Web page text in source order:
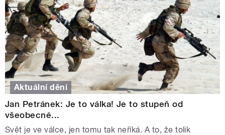
Aktuální dění
Jan Petránek: Je to válka! Je to stupeň od
všeobecné...
Svět je ve válce, jen tomu tak neříká. A to, že tolik